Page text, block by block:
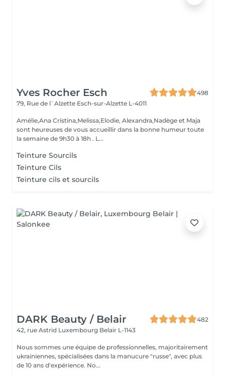
Yves Rocher Esch
498
79, Rue de l`Alzette Esch-sur-Alzette L-4011
Amélie,Ana Cristina,Melissa,Elodie, Alexandra,Nadège et Maja
sont heureuses de vous accueillir dans la bonne humeur toute
la semaine de 9h30 à 18h . L...
Teinture Sourcils
Teinture Cils
Teinture cils et sourcils
DARK Beauty / Belair
482
42, rue Astrid Luxembourg Belair L-1143
Nous sommes une équipe de professionnelles, majoritairement
ukrainiennes, spécialisées dans la manucure "russe", avec plus
de 10 ans d'expérience. No...